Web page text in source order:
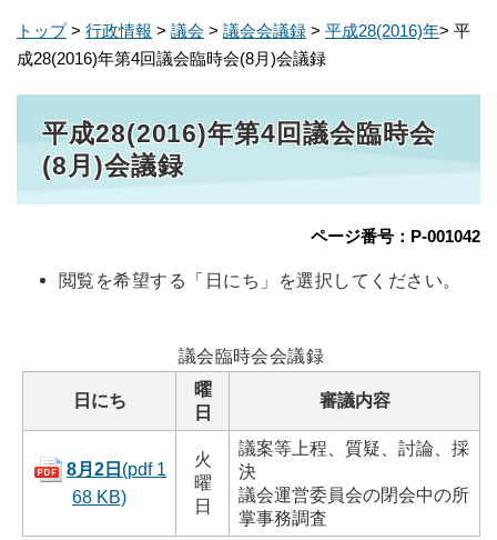
トップ> 行政情報 > 議会 > 議会会議録 > 平成28(2016)年> 平
成28(2016)年第4回議会臨時会(8月)会議録
平成28(2016)年第4回議会臨時会
(8月)会議録
ページ番号：P-001042
閲覧を希望する「日にち」を選択してください。
議会臨時会会議録
日にち
曜
日
審議内容
8月2日 (pdf 1
68 KB)
火
曜
日
議案等上程、質疑、討論、採
決
議会運営委員会の閉会中の所
掌事務調査